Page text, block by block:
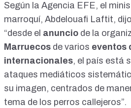
Según la Agencia EFE, el
marroquí, Abdelouafi Laftit,
“desde el anuncio de la
Marruecos de varios eventos
internacionales, el país está
ataques mediáticos
su imagen, centrados de
tema de los perros callejeros”.